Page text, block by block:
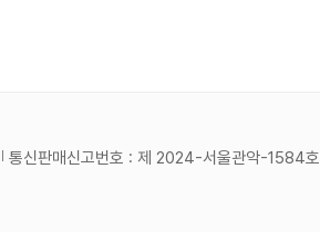
통신판매신고번호 : 제 2024-서울관악-1584호